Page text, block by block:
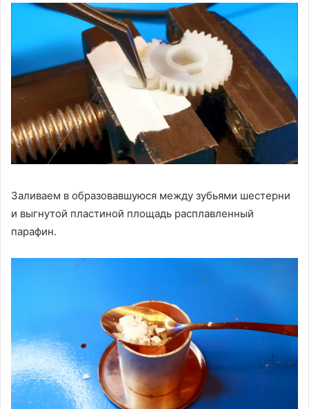
Заливаем в образовавшуюся между зубьями шестерни
и выгнутой пластиной площадь расплавленный
парафин.